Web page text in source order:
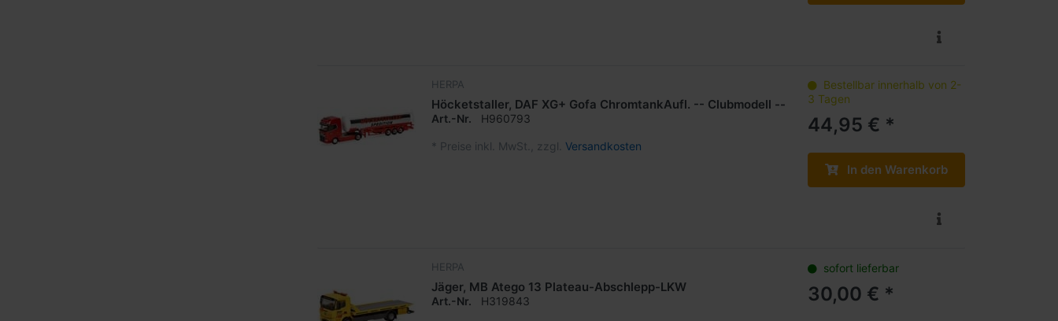
HERPA
Höcketstaller, DAF XG+ Gofa ChromtankAufl. -- Clubmodell --
Art.-Nr. H960793
* Preise inkl. MwSt., zzgl. Versandkosten
Bestellbar innerhalb von 2-
3 Tagen
44,95 € *
In den Warenkorb
HERPA
Jäger, MB Atego 13 Plateau-Abschlepp-LKW
Art.-Nr. H319843
sofort lieferbar
30,00 € *